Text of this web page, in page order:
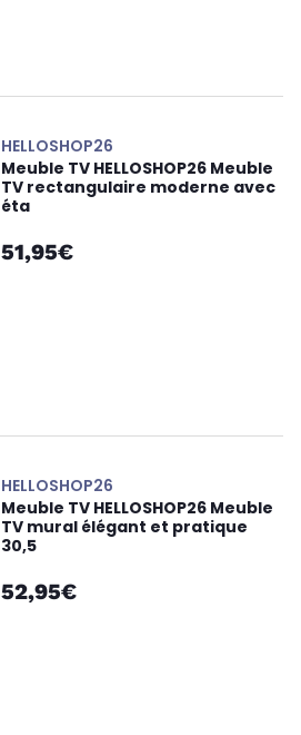
HELLOSHOP26
Meuble TV HELLOSHOP26 Meuble
TV rectangulaire moderne avec
éta
51,95€
HELLOSHOP26
Meuble TV HELLOSHOP26 Meuble
TV mural élégant et pratique
30,5
52,95€